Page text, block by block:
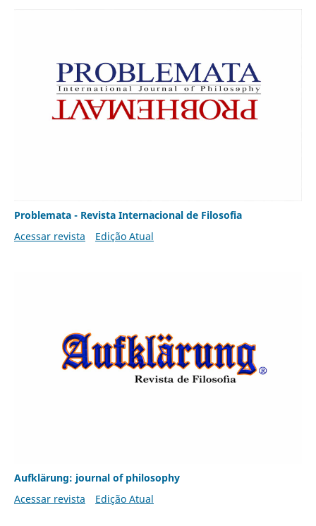
Problemata - Revista Internacional de Filosofia
Acessar revista
Edição Atual
Aufklärung: journal of philosophy
Acessar revista
Edição Atual